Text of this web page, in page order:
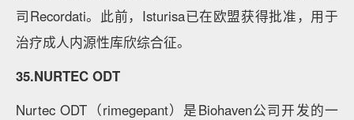
司Recordati。此前，Isturisa已在欧盟获得批准，用于
治疗成人内源性库欣综合征。
35.NURTEC ODT
Nurtec ODT（rimegepant）是Biohaven公司开发的一